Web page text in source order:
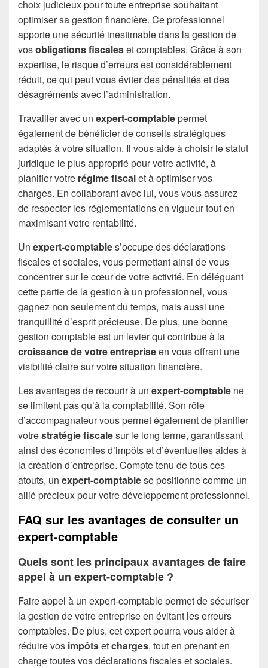
choix judicieux pour toute entreprise souhaitant
optimiser sa gestion financière. Ce professionnel
apporte une sécurité inestimable dans la gestion de
vosobligations fiscaleset comptables. Grâce à son
expertise, le risque d’erreurs est considérablement
réduit, ce qui peut vous éviter des pénalités et des
désagréments avec l’administration.
Travailler avec un expert-comptablepermet
également de bénéficier de conseils stratégiques
adaptés à votre situation. Il vous aide à choisir le statut
juridique le plus approprié pour votre activité, à
planifier votre régime fiscalet à optimiser vos
charges. En collaborant avec lui, vous vous assurez
de respecter les réglementations en vigueur tout en
maximisant votre rentabilité.
Un expert-comptables’occupe des déclarations
fiscales et sociales, vous permettant ainsi de vous
concentrer sur le cœur de votre activité. En déléguant
cette partie de la gestion à un professionnel, vous
gagnez non seulement du temps, mais aussi une
tranquillité d’esprit précieuse. De plus, une bonne
gestion comptable est un levier qui contribue à la
croissance de votre entrepriseen vous offrant une
visibilité claire sur votre situation financière.
Les avantages de recourir à un expert-comptable ne
se limitent pas qu’à la comptabilité. Son rôle
d’accompagnateur vous permet également de planifier
votrestratégie fiscalesur le long terme, garantissant
ainsi des économies d’impôts et d’éventuelles aides à
la création d’entreprise. Compte tenu de tous ces
atouts, un expert-comptablese positionne comme un
allié précieux pour votre développement professionnel.
FAQ sur les avantages de consulter un
expert-comptable
Quels sont les principaux avantages de faire
appel à un expert-comptable ?
Faire appel à un expert-comptable permet de sécuriser
la gestion de votre entreprise en évitant les erreurs
comptables. De plus, cet expert pourra vous aider à
réduire vos impôtsetcharges, tout en prenant en
charge toutes vos déclarations fiscales et sociales.